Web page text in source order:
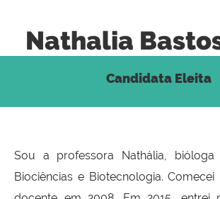
Nathalia
Candidata Eleita
Sou a professora Nathália,
Biociências e Biotecnologia.